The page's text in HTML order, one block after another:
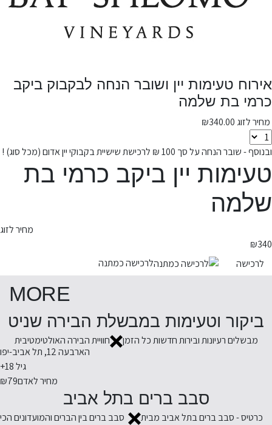
אירוח טעימות יין ושובר הנחה לבקבוק ביקב
כרמי בת שלמה
מחיר לזוג ₪340.00
ובנוסף - שובר הנחה על סך 100 ₪ לרכישת שישיית בקבוקי יין אדום (מכל סוג) !
טעימות יין ביקב כרמי בת
שלמה
מחיר לזוג
₪340
לרכישה
לרכישה כמתנה
MORE
ביקור וטעימות במבשלת הבירה שניט
מבשלים רעיונות ובירות חדשות כל הזמן
חוויית הבירה האולטימטיבית
הארבעה 12, תל אביב-יפו
גיל 18+
מחיר לאדם₪79
סבב ברים בתל אביב
כרטיס - סבב ברים בתל אביב מבית
סבב ברים בין הברים והמועדונים הכי